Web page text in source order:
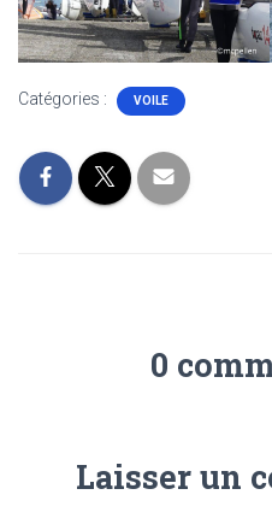
Catégories : VOILE
0
Laisser un